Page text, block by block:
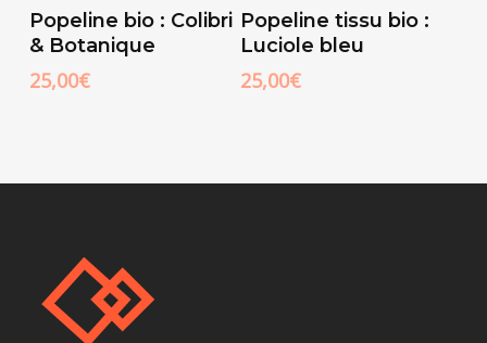
Ajouter Au
Panier
Popeline bio : Colibri
& Botanique
25,00€
Ajouter Au
Panier
Popeline tissu bio :
Luciole bleu
25,00€